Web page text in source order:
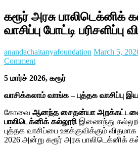
கரூர் அரசு பாலிடெக்னிக்
வாசிப்பு போட்டி பரிசளிப்பு
anandachaitanyafoundation March 5,
Comment
5 மார்ச் 2026, கரூர்
வாசிக்கலாம் வாங்க – புத்தக வாசிப்பு
கோவை ஆனந்த சைதன்யா
பாலிடெக்னிக் கல்லூரி இணைந்து
புத்தக வாசிப்பை ஊக்குவிக்கும் விதமாக
2026 அன்று கரூர் அரசு பாலிடெக்னிக்